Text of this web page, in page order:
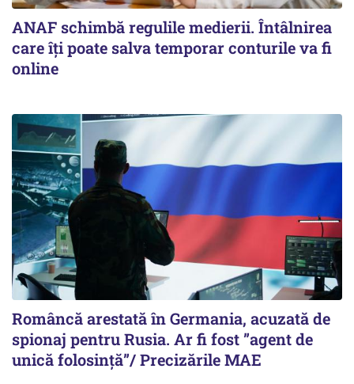
ANAF schimbă regulile medierii. Întâlnirea
care îți poate salva temporar conturile va fi
online
Româncă arestată în Germania, acuzată de
spionaj pentru Rusia. Ar fi fost ”agent de
unică folosință”/ Precizările MAE